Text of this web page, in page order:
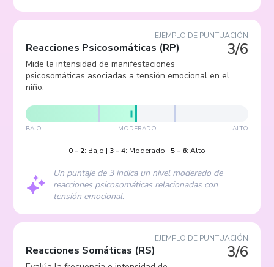
EJEMPLO DE PUNTUACIÓN
3/6
Reacciones Psicosomáticas (RP)
Mide la intensidad de manifestaciones
psicosomáticas asociadas a tensión emocional en el
niño.
BAJO MODERADO ALTO
0– 2: Bajo | 3–4: Moderado | 5– 6: Alto
Un puntaje de 3 indica un nivel moderado de
reacciones psicosomáticas relacionadas con
tensión emocional.
EJEMPLO DE PUNTUACIÓN
3/6
Reacciones Somáticas (RS)